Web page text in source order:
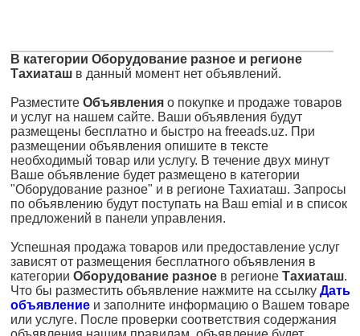
В категории Оборудование разное и регионе
Тахиаташ в данный момент нет объявлений.
Разместите Объявления о покупке и продаже товаров
и услуг на нашем сайте. Ваши объявления будут
размещены бесплатно и быстро на freeads.uz. При
размещении объявления опишите в тексте
необходимый товар или услугу. В течение двух минут
Ваше объявление будет размещено в категории
"Оборудование разное" и в регионе Тахиаташ. Запросы
по объявлению будут поступать на Ваш emial и в список
предложений в панели управления.
Успешная продажа товаров или предоставление услуг
зависят от размещения бесплатного объявления в
категории Оборудование разное в регионе Тахиаташ.
Что бы разместить объявление нажмите на ссылку Дать
объявление и заполните информацию о Вашем товаре
или услуге. После проверки соответствия содержания